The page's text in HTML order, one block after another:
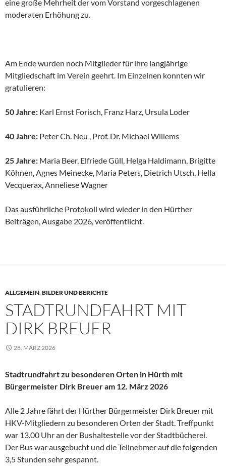
eine große Mehrheit der vom Vorstand vorgeschlagenen
moderaten Erhöhung zu.
Am Ende wurden noch Mitglieder für ihre langjährige
Mitgliedschaft im Verein geehrt. Im Einzelnen konnten wir
gratulieren:
50 Jahre: Karl Ernst Forisch, Franz Harz, Ursula Loder
40 Jahre: Peter Ch. Neu , Prof. Dr. Michael Willems
25 Jahre: Maria Beer, Elfriede Güll, Helga Haldimann, Brigitte
Köhnen, Agnes Meinecke, Maria Peters, Dietrich Utsch, Hella
Vecquerax, Anneliese Wagner
Das ausführliche Protokoll wird wieder in den Hürther
Beiträgen, Ausgabe 2026, veröffentlicht.
ALLGEMEIN,BILDER UND BERICHTE
STADTRUNDFAHRT MIT
DIRK BREUER
28. MÄRZ 2026
Stadtrundfahrt zu besonderen Orten in Hürth mit
Bürgermeister Dirk Breuer am 12. März 2026
Alle 2 Jahre fährt der Hürther Bürgermeister Dirk Breuer mit
HKV-Mitgliedern zu besonderen Orten der Stadt. Treffpunkt
war 13.00 Uhr an der Bushaltestelle vor der Stadtbücherei.
Der Bus war ausgebucht und die Teilnehmer auf die folgenden
3,5 Stunden sehr gespannt.